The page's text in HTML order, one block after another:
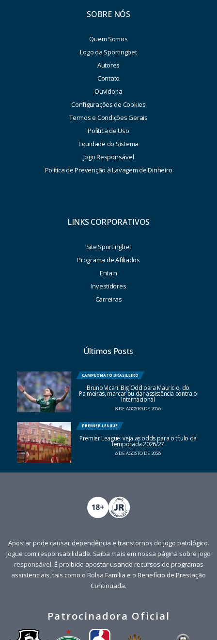
SOBRE NÓS
Quem Somos
Logo da Sportingbet
Autores
Contato
Ouvidoria
Configurações de Cookies
Termos e Condições Gerais
Política de Uso
Equidade do Sistema
Jogo Responsável
Política de Prevenção à Lavagem de Dinheiro
LINKS CORPORATIVOS
Site Sportingbet
Programa de Afiliados
Entain
Investidores
Carreiras
Últimos Posts
CAMPEONATO BRASILEIRO
Bruno Vicari: Big Odd para Mauricio, do
Palmeiras, marcar ou dar assistência contra o
Internacional
8 DE AGOSTO DE 2026
PREMIER LEAGUE
Premier League: veja as odds para o título da
temporada 2026/27
6 DE AGOSTO DE 2026
Apostar pode causar dependência e transtornos do jogo patológico.
Jogue com responsabilidade. Saiba mais em nossa página sobre jogo
responsável. É proibido apostar usando recursos de programas
assistenciais, tais como o Bolsa Família e o Benefício de Prestação
Continuada.
Patrocinadora Oficial